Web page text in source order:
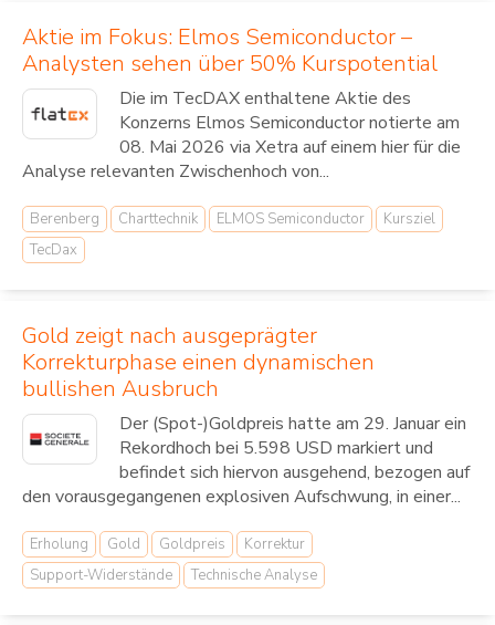
Aktie im Fokus: Elmos Semiconductor –
Analysten sehen über 50% Kurspotential
Die im TecDAX enthaltene Aktie des
Konzerns Elmos Semiconductor notierte am
08. Mai 2026 via Xetra auf einem hier für die
Analyse relevanten Zwischenhoch von...
Berenberg Charttechnik ELMOS Semiconductor
Kursziel
TecDax
Gold zeigt nach ausgeprägter
Korrekturphase einen dynamischen
bullishen Ausbruch
Der (Spot-)Goldpreis hatte am 29. Januar ein
Rekordhoch bei 5.598 USD markiert und
befindet sich hiervon ausgehend, bezogen auf
den vorausgegangenen explosiven Aufschwung, in einer...
Erholung Gold Goldpreis
Korrektur
Support-Widerstände
Technische Analyse